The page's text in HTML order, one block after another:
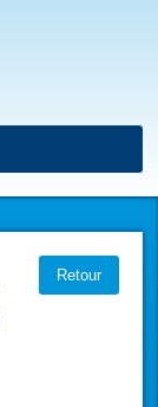
Retour